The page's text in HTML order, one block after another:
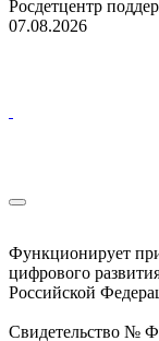
Росдетцентр
07.08.2026
Функционирует
цифрового
Российской
Свидетельство №